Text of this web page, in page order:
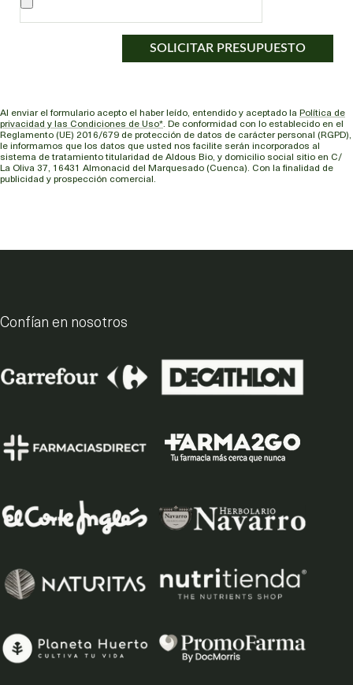
SOLICITAR PRESUPUESTO
Al enviar el formulario acepto el haber leído, entendido y aceptado la Política de
privacidad y las Condiciones de Uso* . De conformidad con lo establecido en el
Reglamento (UE) 2016/679 de protección de datos de carácter personal (RGPD),
le informamos que los datos que usted nos facilite serán incorporados al
sistema de tratamiento titularidad de Aldous Bio, y domicilio social sitio en C/
La Oliva 37, 16431 Almonacid del Marquesado (Cuenca). Con la finalidad de
publicidad y prospección comercial.
Confían en nosotros